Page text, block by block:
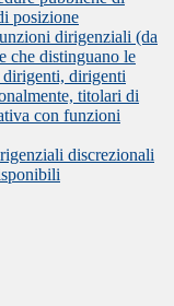
posizione
dirigenziali (da
che distinguano le
dirigenti, dirigenti
titolari di
con funzioni
discrezionali